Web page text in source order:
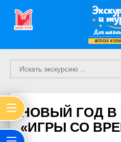
и
Для
интересно и
НОВЫЙ ГОД В
«ИГРЫ СО